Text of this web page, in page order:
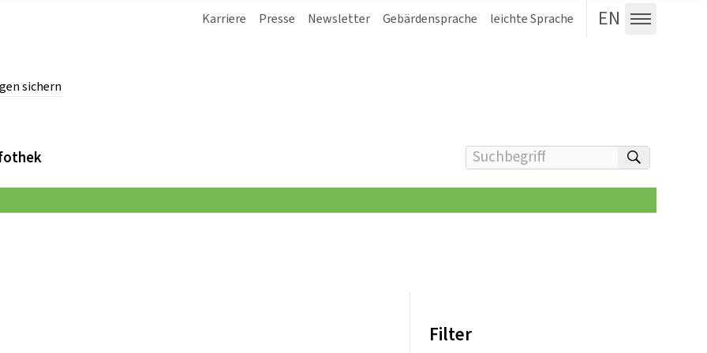
sichern
Karriere Presse Newsletter Gebärdensprache leichte Sprache EN
Menü
Suchbegriff(e) eingeben
Filter